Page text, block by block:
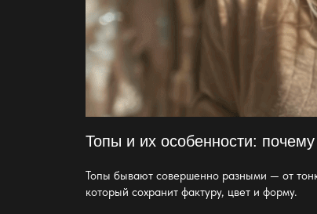
Топы и их особенности:
Топы бывают совершенно разными — от
который сохранит фактуру, цвет и форму.